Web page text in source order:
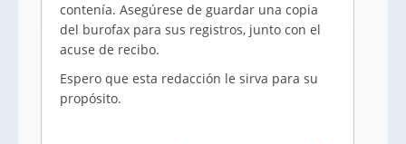
contenía. Asegúrese de guardar una copia
del burofax para sus registros, junto con el
acuse de recibo.
Espero que esta redacción le sirva para su
propósito.